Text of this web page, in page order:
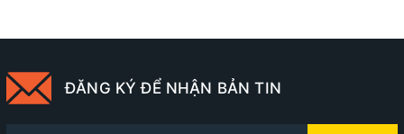
ĐĂNG KÝ ĐỂ NHẬN BẢN TIN